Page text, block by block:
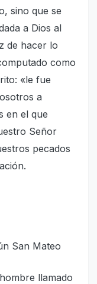
sino que se
a Dios al
de hacer lo
como
«le fue
a
en el que
Señor
pecados
San Mateo
llamado